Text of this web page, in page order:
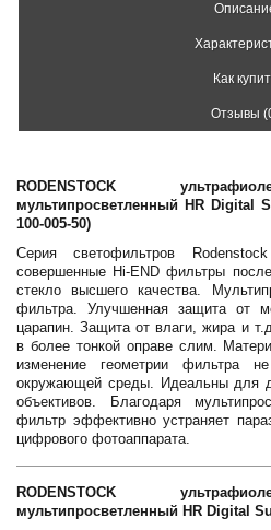
Как
Отзывы
RODENSTOCK
мультипросветленный HR Digital
100-005-50)
Серия светофильтров
совершенные Hi-END фильтры
стекло высшего качества.
фильтра. Улучшенная защита от
царапин. Защита от влаги, жира и
в более тонкой оправе слим.
изменение геометрии фильтра
окружающей среды. Идеальны для
объективов. Благодаря
фильтр эффективно устраняет
цифрового фотоаппарата.
RODENSTOCK
мультипросветленный HR Digital